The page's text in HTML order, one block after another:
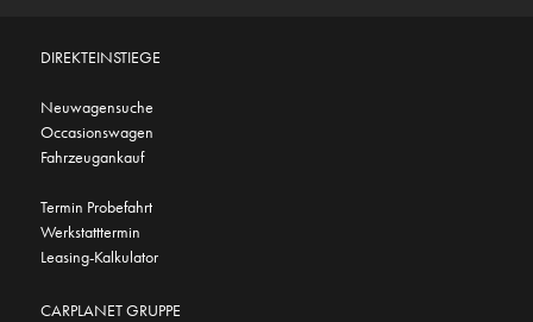
DIREKTEINSTIEGE
Neuwagensuche
Occasionswagen
Fahrzeugankauf
Termin Probefahrt
Werkstatttermin
Leasing-Kalkulator
CARPLANET GRUPPE